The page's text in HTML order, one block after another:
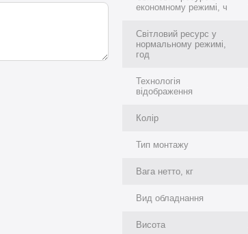
економному режимі, ч
Світловий ресурс у
нормальному режимі,
год
Технологія
відображення
Колір
Тип монтажу
Вага нетто, кг
Вид обладнання
Висота